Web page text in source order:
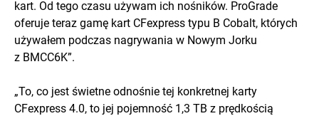
kart. Od tego czasu używam ich nośników. ProGrade
oferuje teraz gamę kart CFexpress typu B Cobalt, których
używałem podczas nagrywania w Nowym Jorku
z BMCC6K”.
„To, co jest świetne odnośnie tej konkretnej karty
CFexpress 4.0, to jej pojemność 1,3 TB z prędkością